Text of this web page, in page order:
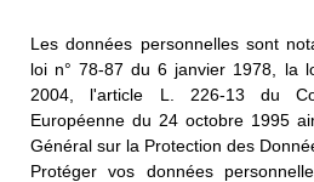
Les données personnelles sont
loi n° 78-87 du 6 janvier 1978, la
2004, l'article L. 226-13 du
Européenne du 24 octobre 1995
Général sur la Protection des
Protéger vos données